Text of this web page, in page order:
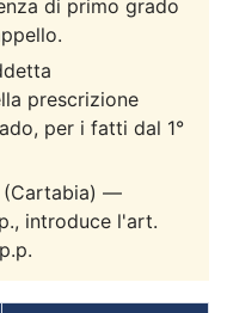
di primo grado
prescrizione
per i fatti dal 1°
(Cartabia) —
introduce l'art.